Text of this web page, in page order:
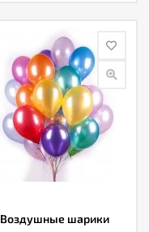
Воздушные шарики